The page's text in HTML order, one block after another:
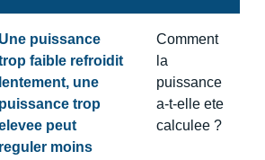
Une puissance
faible refroidit
lentement, une
puissance trop
peut
reguler moins
Comment
la
puissance
a-t-elle ete
calculee ?